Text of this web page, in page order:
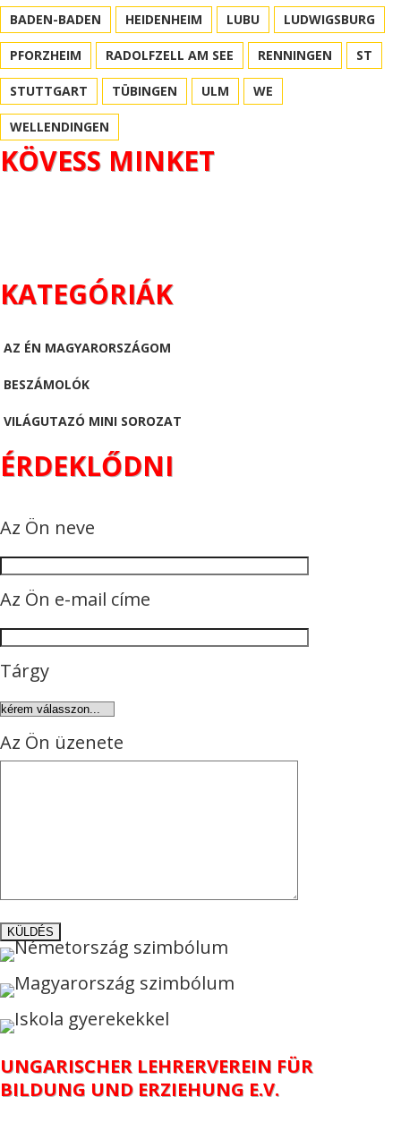
BADEN-BADEN HEIDENHEIM LUBU LUDWIGSBURG
PFORZHEIM RADOLFZELL AM SEE RENNINGEN ST
STUTTGART TÜBINGEN ULM WE
WELLENDINGEN
KÖVESS MINKET
KATEGÓRIÁK
AZ ÉN MAGYARORSZÁGOM
BESZÁMOLÓK
VILÁGUTAZÓ MINI SOROZAT
ÉRDEKLŐDNI
Az Ön neve
Az Ön e-mail címe
Tárgy
Az Ön üzenete
UNGARISCHER LEHRERVEREIN FÜR
BILDUNG UND ERZIEHUNG E.V.